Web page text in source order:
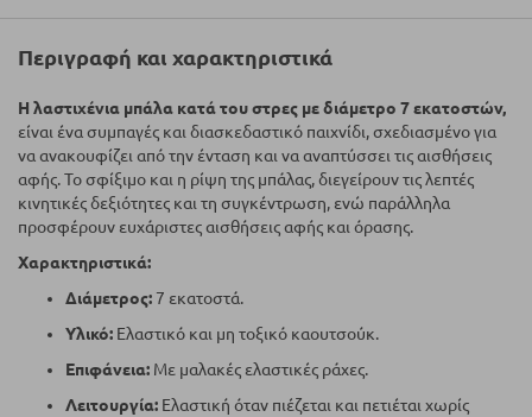
Περιγραφή και χαρακτηριστικά
Η λαστιχένια μπάλα κατά του στρες με διάμετρο 7 εκατοστών,
είναι ένα συμπαγές και διασκεδαστικό παιχνίδι, σχεδιασμένο για
να ανακουφίζει από την ένταση και να αναπτύσσει τις αισθήσεις
αφής. Το σφίξιμο και η ρίψη της μπάλας, διεγείρουν τις λεπτές
κινητικές δεξιότητες και τη συγκέντρωση, ενώ παράλληλα
προσφέρουν ευχάριστες αισθήσεις αφής και όρασης.
Χαρακτηριστικά:
Διάμετρος: 7 εκατοστά.
Υλικό: Ελαστικό και μη τοξικό καουτσούκ.
Επιφάνεια: Με μαλακές ελαστικές ράχες.
Λειτουργία: Ελαστική όταν πιέζεται και πετιέται χωρίς